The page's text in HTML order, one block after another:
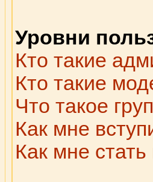
Уровни
Кто такие
Кто такие
Что такое
Как мне
Как мне